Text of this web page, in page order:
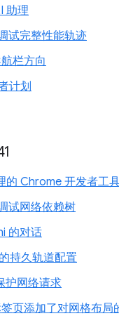
助理
试完整性能轨迹
栏方向
计划
的 Chrome 开发者工
试网络依赖树
的对话
持久轨道配置
护网络请求
页添加了对网格布局